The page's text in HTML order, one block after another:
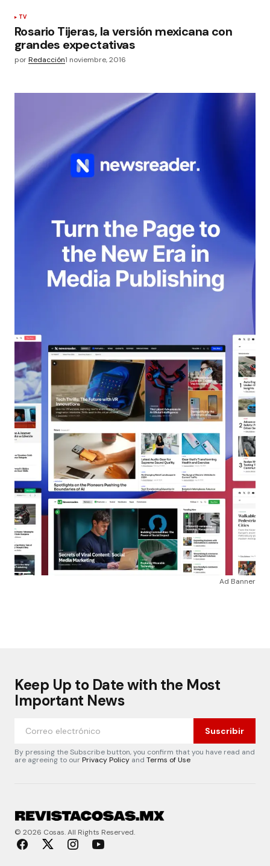
TV
Rosario Tijeras, la versión mexicana con
grandes expectativas
porRedacción1 noviembre, 2016
Ad Banner
Keep Up to Date with the Most
Important News
Suscribir
By pressing the Subscribe button, you confirm that you have read and
are agreeing to ourPrivacy Policy and Terms of Use
© 2026 Cosas. All Rights Reserved.